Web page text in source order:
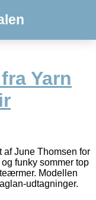
Yarn
af June Thomsen for
funky sommer top
Modellen
udtagninger.